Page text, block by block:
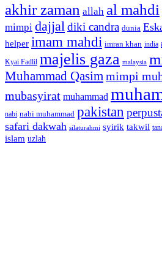
akhir zaman allah al mahdi
mimpi dajjal diki candra dunia
helper imam mahdi imran khan india
Kyai Fadlil majelis gaza malaysia
Muhammad Qasim mimpi
mubasyirat muhammad
nabi nabi muhammad pakistan
safari dakwah silaturahmi syirik takwil
islam uzlah